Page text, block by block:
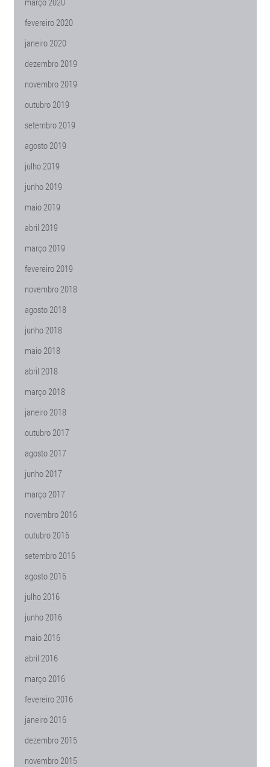
fevereiro 2020
janeiro 2020
dezembro 2019
novembro 2019
outubro 2019
setembro 2019
agosto 2019
julho 2019
junho 2019
maio 2019
abril 2019
março 2019
fevereiro 2019
novembro 2018
agosto 2018
junho 2018
maio 2018
abril 2018
março 2018
janeiro 2018
outubro 2017
agosto 2017
junho 2017
março 2017
novembro 2016
outubro 2016
setembro 2016
agosto 2016
julho 2016
junho 2016
maio 2016
abril 2016
março 2016
fevereiro 2016
janeiro 2016
dezembro 2015
novembro 2015